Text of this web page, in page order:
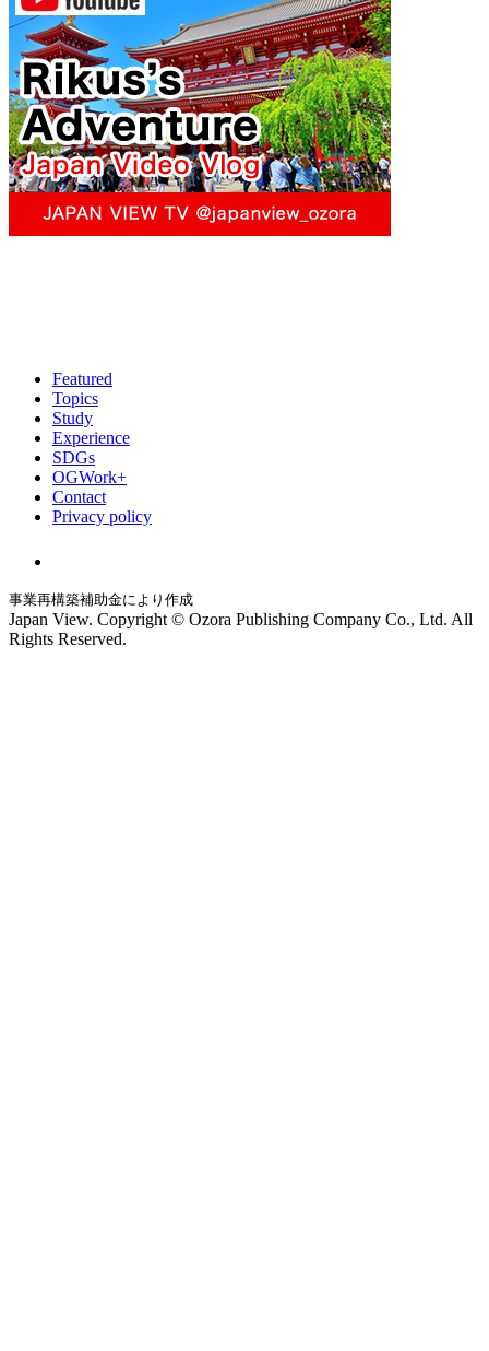
Featured
Topics
Study
Experience
SDGs
OGWork+
Contact
Privacy policy
事業再構築補助金により作成
Japan View. Copyright © Ozora Publishing Company Co., Ltd. All
Rights Reserved.